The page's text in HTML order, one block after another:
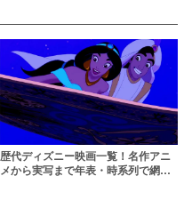
歴代ディズニー映画一覧！名作アニ
メから実写まで年表・時系列で網羅